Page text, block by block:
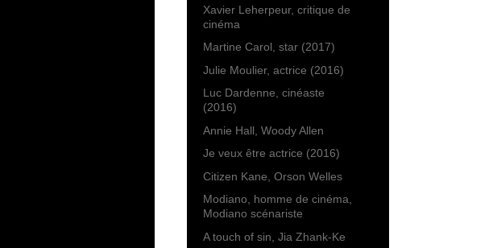
Xavier Leherpeur, critique de
cinéma
Martine Carol, star (2017)
Julie Moulier, actrice (2016)
Luc Dardenne, cinéaste
(2016)
Annie Hall, Woody Allen
Je veux être actrice (2016)
Citizen Kane, Orson Welles
Modiano, homme de cinéma,
Modiano scénariste
A touch of sin, Jia Zhank-Ke